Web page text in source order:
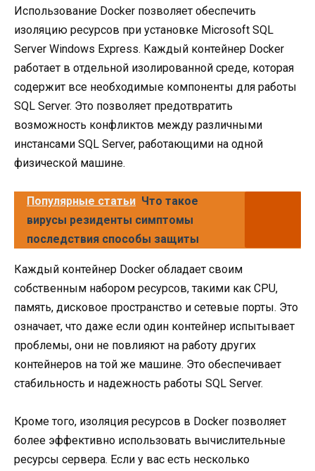
Использование Docker позволяет обеспечить
изоляцию ресурсов при установке Microsoft SQL
Server Windows Express. Каждый контейнер Docker
работает в отдельной изолированной среде, которая
содержит все необходимые компоненты для работы
SQL Server. Это позволяет предотвратить
возможность конфликтов между различными
инстансами SQL Server, работающими на одной
физической машине.
Популярные статьи Что такое
вирусы резиденты симптомы
последствия способы защиты
Каждый контейнер Docker обладает своим
собственным набором ресурсов, такими как CPU,
память, дисковое пространство и сетевые порты. Это
означает, что даже если один контейнер испытывает
проблемы, они не повлияют на работу других
контейнеров на той же машине. Это обеспечивает
стабильность и надежность работы SQL Server.
Кроме того, изоляция ресурсов в Docker позволяет
более эффективно использовать вычислительные
ресурсы сервера. Если у вас есть несколько